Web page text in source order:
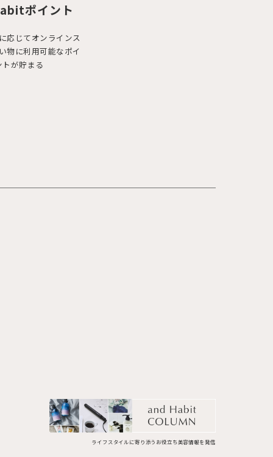
ポイント
応じてオンラインス
物に利用可能なポイ
トが貯まる
ライフスタイルに寄り添うお役立ち美容情報を発信